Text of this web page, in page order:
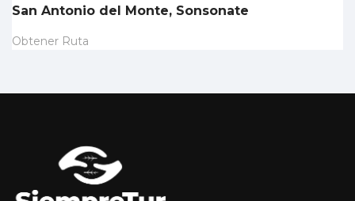
San Antonio del Monte, Sonsonate
Obtener Ruta